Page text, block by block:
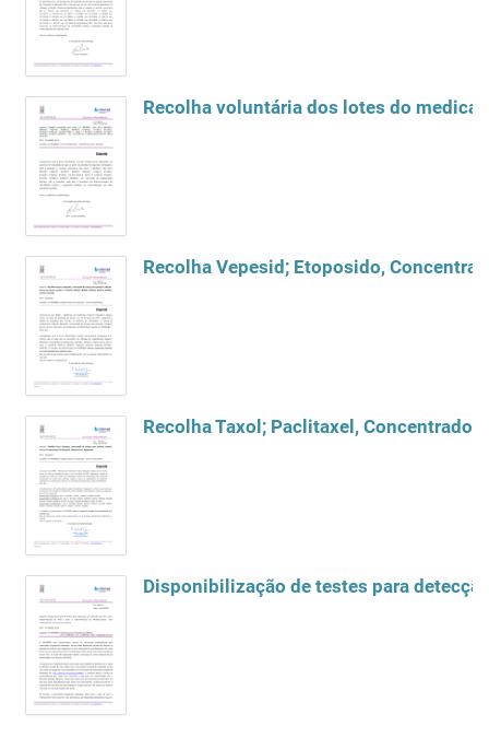
Recolha voluntária dos lotes do
Recolha Vepesid; Etoposido,
Recolha Taxol; Paclitaxel,
Disponibilização de testes para